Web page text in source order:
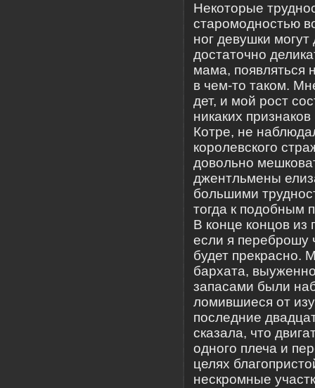
Некоторые
старомодностью
ног девушки
достаточно
мама, появляться
в чем-то таком.
дет, и мой рост
никаких
Котре, не
королевского
довольно
джентльмены
большими
тогда к подобным
В конце концов
если я переброшу
будет прекрасно.
бархата,
запасами были
ломившиеся от
последние
сказала, что
одного плеча и
целях
нескромные